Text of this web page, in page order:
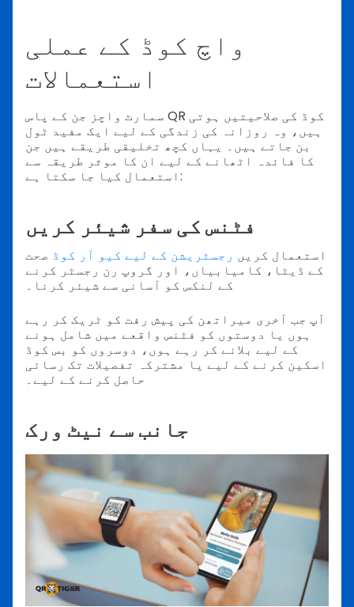
واچ کوڈ کے عملی
استعمالات
سمارٹ واچز جن کے پاس QR کوڈ کی صلاحیتیں ہوتی
ہیں، وہ روزانہ کی زندگی کے لیے ایک مفید ٹول
بن جاتے ہیں۔ یہاں کچھ تخلیقی طریقے ہیں جن
کا فائدہ اٹھانے کے لیے ان کا موثر طریقہ سے
استعمال کیا جا سکتا ہے:
فٹنس کی سفر شیئر کریں
استعمال کریں رجسٹریشن کے لیے کیو آر کوڈ صحت
کے ڈیٹا، کامیابیاں، اور گروپ رن رجسٹر کرنے
کے لنکس کو آسانی سے شیئر کرنا۔
آپ جب آخری میراتھن کی پیش رفت کو ٹریک کر رہے
ہوں یا دوستوں کو فٹنس واقعے میں شامل ہونے
کے لیے بلانے کر رہے ہوں، دوسروں کو بس کوڈ
اسکین کرنے کے لیے یا مشترکہ تفصیلات تک رسائی
حاصل کرنے کے لیے۔
جانب سے نیٹ ورک